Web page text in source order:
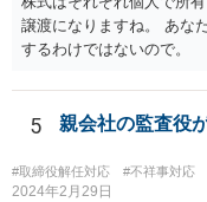
譲渡になりますね。 あな
するわけではないので。
5 親会社の監査役
#取締役解任対応 #不祥事対応
2024年2月29日